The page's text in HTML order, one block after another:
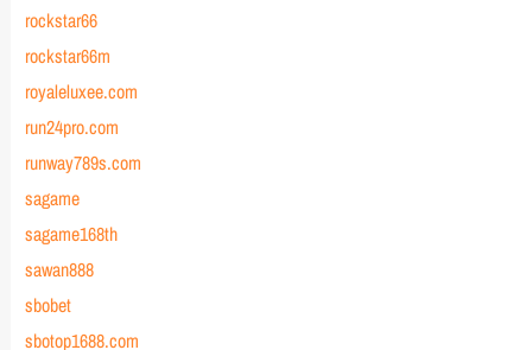
rockstar66
rockstar66m
royaleluxee.com
run24pro.com
runway789s.com
sagame
sagame168th
sawan888
sbobet
sbotop1688.com